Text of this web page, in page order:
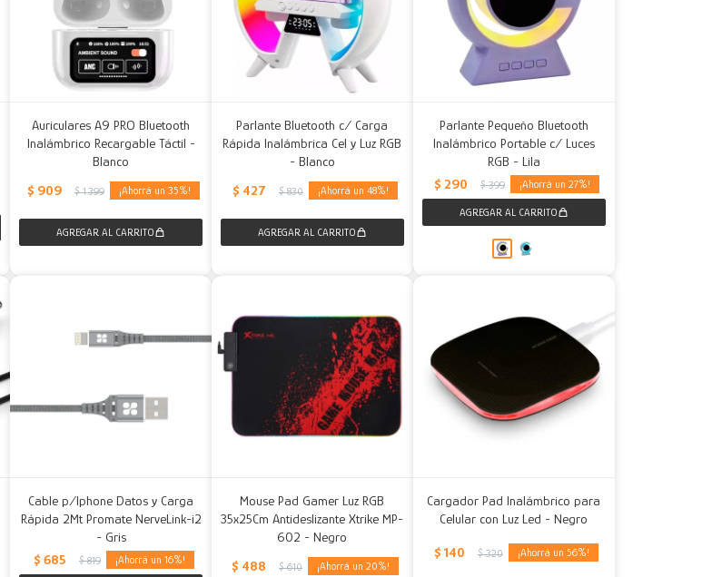
Auriculares A9 PRO Bluetooth
Inalámbrico Recargable Táctil -
Blanco
$ 909 $ 1.399 35
Parlante Bluetooth c/ Carga
Rápida Inalámbrica Cel y Luz RGB
- Blanco
$ 427 $ 830 48
Parlante Pequeño Bluetooth
Inalámbrico Portable c/ Luces
RGB - Lila
$ 290 $ 399 27
Cable p/Iphone Datos y Carga
Rápida 2Mt Promate NerveLink-i2
- Gris
$ 685 $ 819 16
Mouse Pad Gamer Luz RGB
35x25Cm Antideslizante Xtrike MP-
602 - Negro
$ 488 $ 610 20
Cargador Pad Inalámbrico para
Celular con Luz Led - Negro
$ 140 $ 320 56